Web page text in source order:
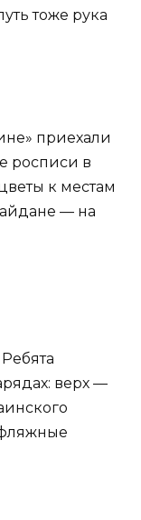
тоже рука
приехали
росписи в
к местам
— на
верх —